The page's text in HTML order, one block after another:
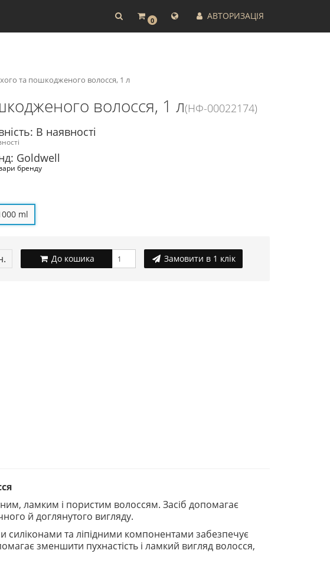
0 АВТОРИЗАЦІЯ
та пошкодженого волосся, 1 л
волосся, 1 л(НФ-00022174)
В наявності
Goldwell
бренду
ml
До кошика Замовити в 1 клік
ламким і пористим волоссям. Засіб допомагає
й доглянутого вигляду.
та ліпідними компонентами забезпечує
зменшити пухнастість і ламкий вигляд волосся,